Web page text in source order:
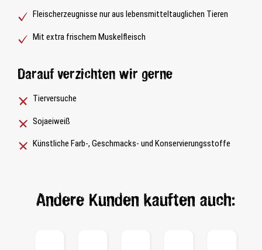
Fleischerzeugnisse nur aus lebensmitteltauglichen Tieren
Mit extra frischem Muskelfleisch
Darauf verzichten wir gerne
Tierversuche
Sojaeiweiß
Künstliche Farb-, Geschmacks- und Konservierungsstoffe
Andere Kunden kauften auch: